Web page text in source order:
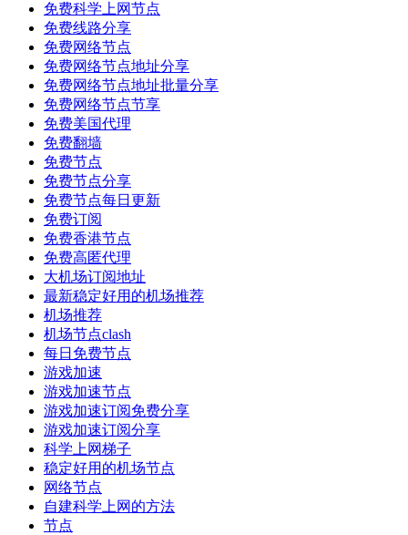
免费科学上网节点
免费线路分享
免费网络节点
免费网络节点地址分享
免费网络节点地址批量分享
免费网络节点节享
免费美国代理
免费翻墙
免费节点
免费节点分享
免费节点每日更新
免费订阅
免费香港节点
免费高匿代理
大机场订阅地址
最新稳定好用的机场推荐
机场推荐
机场节点clash
每日免费节点
游戏加速
游戏加速节点
游戏加速订阅免费分享
游戏加速订阅分享
科学上网梯子
稳定好用的机场节点
网络节点
自建科学上网的方法
节点